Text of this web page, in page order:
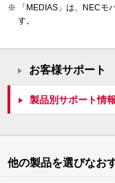
「MEDIAS」は、NEC
す。
お客様サポート
製品別サポート情報
他の製品を選びなお